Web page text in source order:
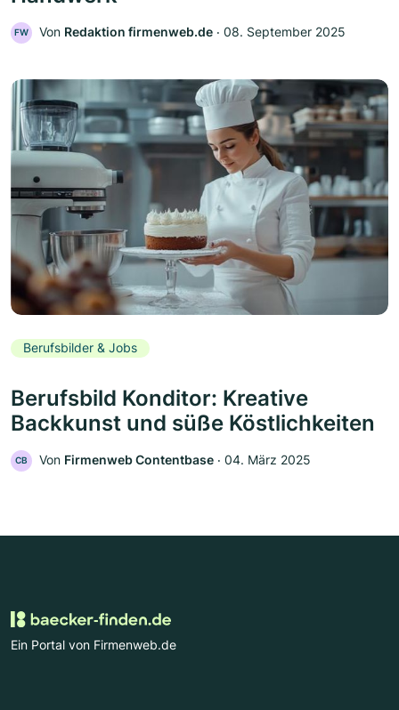
FW Von Redaktion firmenweb.de ‧ 08. September 2025
Berufsbilder & Jobs
Berufsbild Konditor: Kreative
Backkunst und süße Köstlichkeiten
CB Von Firmenweb Contentbase ‧ 04. März 2025
Ein Portal von Firmenweb.de